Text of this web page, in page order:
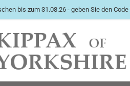
bis zum 31.08.26 - geben Sie den